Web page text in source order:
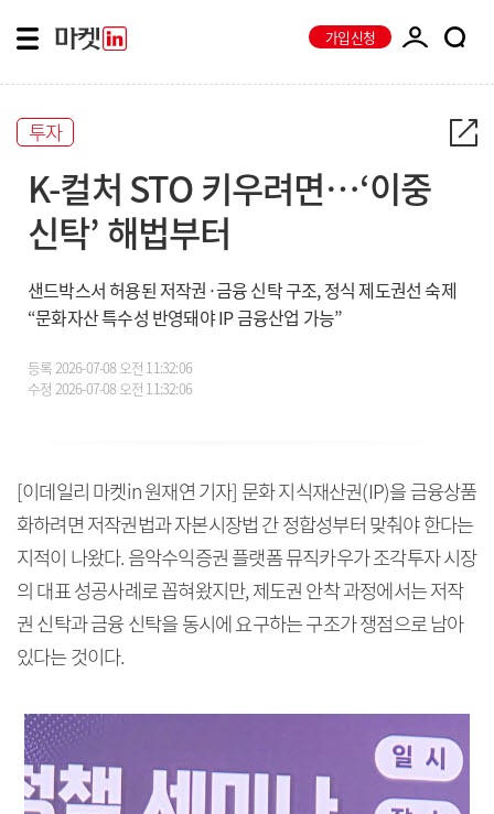
가입신청
투자
K-컬처 STO 키우려면…‘이중
신탁’ 해법부터
샌드박스서 허용된 저작권·금융 신탁 구조, 정식 제도권선 숙제
“문화자산 특수성 반영돼야 IP 금융산업 가능”
등록2026-07-08 오전 11:32:06
수정 2026-07-08 오전 11:32:06
[이데일리 마켓in 원재연 기자] 문화 지식재산권(IP)을 금융상품
화하려면 저작권법과 자본시장법 간 정합성부터 맞춰야 한다는
지적이 나왔다. 음악수익증권 플랫폼 뮤직카우가 조각투자 시장
의 대표 성공사례로 꼽혀왔지만, 제도권 안착 과정에서는 저작
권 신탁과 금융 신탁을 동시에 요구하는 구조가 쟁점으로 남아
있다는 것이다.